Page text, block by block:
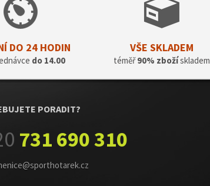
DO 24 HODIN
do 14.00
VŠE SKLADEM
téměř90% zbožískladem
PORADIT?
731 690 310